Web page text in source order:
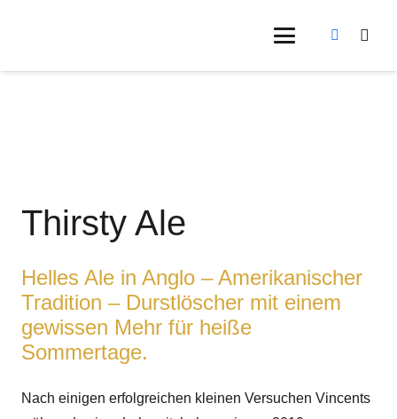
Thirsty Ale
Helles Ale in Anglo – Amerikanischer
Tradition – Durstlöscher mit einem
gewissen Mehr für heiße
Sommertage.
Nach einigen erfolgreichen kleinen Versuchen Vincents